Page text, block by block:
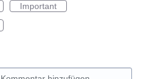
Important